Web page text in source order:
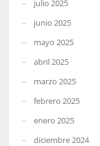
julio 2025
junio 2025
mayo 2025
abril 2025
marzo 2025
febrero 2025
enero 2025
diciembre 2024